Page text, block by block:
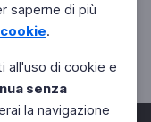
saperne di più
.
all'uso di cookie e
senza
la navigazione